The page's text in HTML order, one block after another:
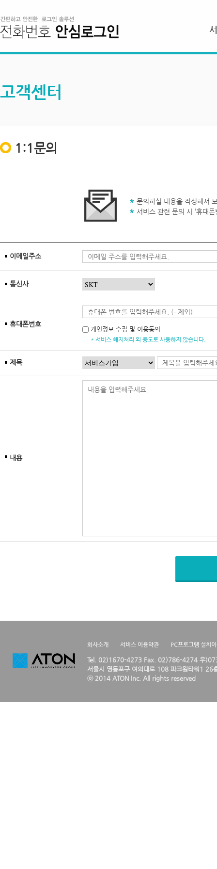
고객센터
1:1문의
문의하실 내용을 작성해서
서비스 관련 문의 시 ‘휴대
이메일주소
통신사
휴대폰번호
개인정보 수집 및 이용동의
* 서비스 해지처리 외 용도로 사용하지 않습니다.
제목
내용
회사소개 서비스 이용약관 PC프로그램 설치
Tel. 02)1670-4273 Fax. 02)786-4274 우
서울시 영등포구 여의대로 108 파크원타워1 26
ⓒ 2014 ATON Inc. All rights reserved